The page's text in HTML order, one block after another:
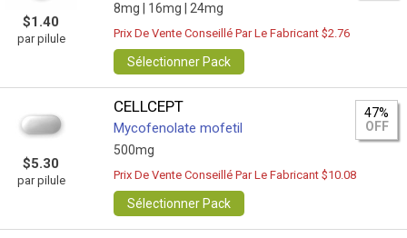
$1.40
par pilule
8mg | 16mg | 24mg
Prix De Vente Conseillé Par Le Fabricant $2.76
Sélectionner Pack
$5.30
par pilule
CELLCEPT
Mycofenolate mofetil
500mg
47%
OFF
Prix De Vente Conseillé Par Le Fabricant $10.08
Sélectionner Pack